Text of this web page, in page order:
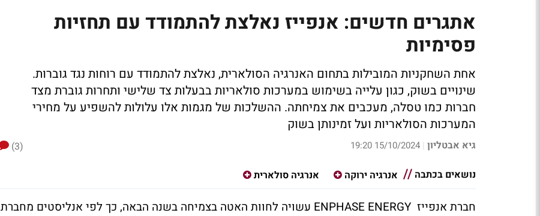
אתגרים חדשים: אנפייז נאלצת להתמודד עם תחזיות
פסימיות
אחת השחקניות המובילות בתחום האנרגיה הסולארית, נאלצת להתמודד עם רוחות נגד גוברות.
שינויים בשוק, כגון עלייה בשימוש במערכות סולאריות בבעלות צד שלישי ותחרות גוברת מצד
חברות כמו טסלה, מעכבים את צמיחתה. ההשלכות של מגמות אלו עלולות להשפיע על מחירי
המערכות הסולאריות ועל זמינותן בשוק
גיא אבטליון |
15/10/2024 19:20
(3)
נושאים בכתבה
אנרגיה ירוקה אנרגיה סולארית
חברת אנפייז ENPHASE ENERGY עשויה לחוות האטה בצמיחה בשנה הבאה, כך לפי אנליסטים מחברת